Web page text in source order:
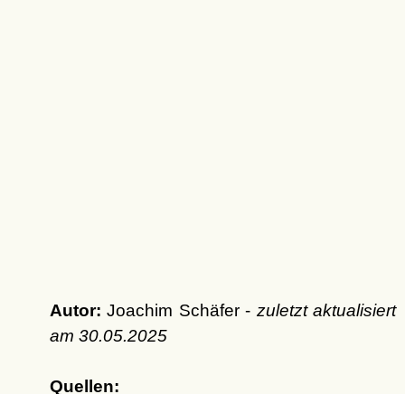
Autor: Joachim Schäfer - zuletzt aktualisiert
am 30.05.2025
Quellen: